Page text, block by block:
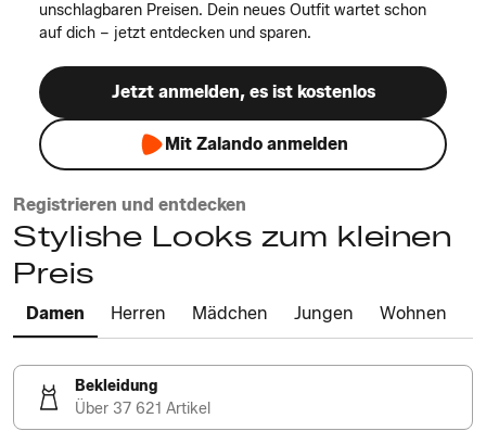
unschlagbaren Preisen. Dein neues Outfit wartet schon
auf dich – jetzt entdecken und sparen.
Jetzt anmelden, es ist kostenlos
Mit Zalando anmelden
Registrieren und entdecken
Stylishe Looks zum kleinen
Preis
Damen Herren Mädchen Jungen Wohnen
Bekleidung
Über 37 621 Artikel